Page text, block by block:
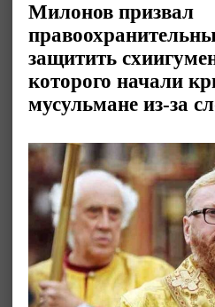
Милонов призвал
защитить
которого начали
мусульмане из-за